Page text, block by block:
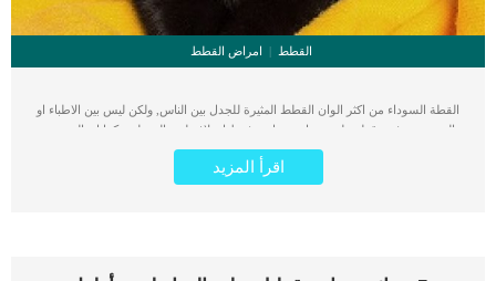
القطط امراض القطط
القطة السوداء من اكثر الوان القطط المثيرة للجدل بين الناس, ولكن ليس بين الاطباء او
المختصين, فهى قطة طبيعية ما يميزها هو فقط اختلاف لون المعطف. كما ان المقصود
بالقط الاسود هنا هو القط الذى يحتوى معطفة على اللون الاسود الى جانب القطط
السوداء تماما. دعنا نخبرك ان المطعف الاسود فى القطط يعتبر الاكثر شيوعا بين الوان
القطط ولها الكثير من المميزات عن الوان المعاطف الاخرى. اقرأ ايضا: طرق العناية
اقرأ المزيد